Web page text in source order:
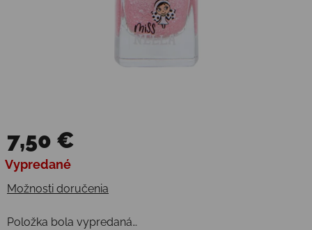
7,50 €
Jednotková cena:
Vypredané
Možnosti doručenia
Položka bola vypredaná…